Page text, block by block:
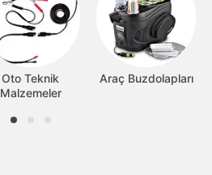
Oto Teknik
Malzemeler
Araç Buzdolapları